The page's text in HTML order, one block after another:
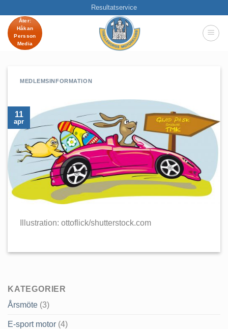
content
Resultatservice
Åter:
Håkan
Persson
Media
MEDLEMSINFORMATION
11
apr
Illustration: ottoflick/shutterstock.com
KATEGORIER
Årsmöte (3)
E-sport motor (4)